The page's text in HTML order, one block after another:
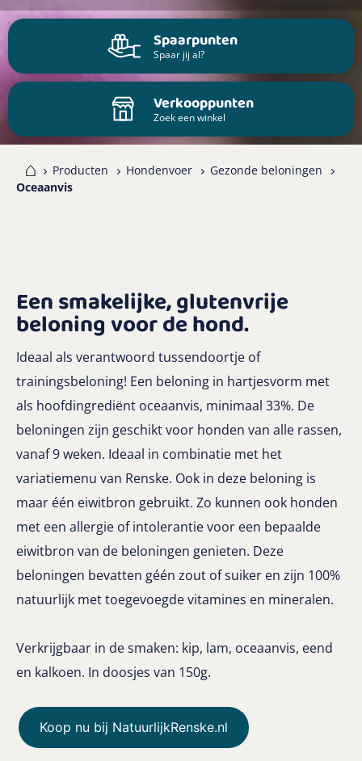
Spaarpunten
Spaar jij al?
Verkooppunten
Zoek een winkel
Producten Hondenvoer
Gezonde beloningen
Oceaanvis
Een smakelijke, glutenvrije
beloning voor de hond.
Ideaal als verantwoord tussendoortje of
trainingsbeloning! Een beloning in hartjesvorm met
als hoofdingrediënt oceaanvis, minimaal 33%. De
beloningen zijn geschikt voor honden van alle rassen,
vanaf 9 weken. Ideaal in combinatie met het
variatiemenu van Renske. Ook in deze beloning is
maar één eiwitbron gebruikt. Zo kunnen ook honden
met een allergie of intolerantie voor een bepaalde
eiwitbron van de beloningen genieten. Deze
beloningen bevatten géén zout of suiker en zijn 100%
natuurlijk met toegevoegde vitamines en mineralen.
Verkrijgbaar in de smaken: kip, lam, oceaanvis, eend
en kalkoen. In doosjes van 150g.
Koop nu bij NatuurlijkRenske.nl